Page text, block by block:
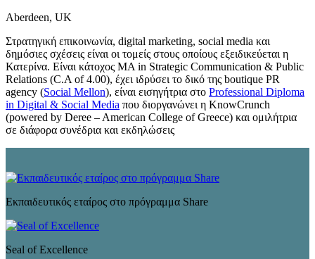
Aberdeen, UK
Στρατηγική επικοινωνία, digital marketing, social media και
δημόσιες σχέσεις είναι οι τομείς στους οποίους εξειδικεύεται η
Κατερίνα. Είναι κάτοχος MA in Strategic Communication & Public
Relations (C.A of 4.00), έχει ιδρύσει το δικό της boutique PR
agency (Social Mellon), είναι εισηγήτρια στο Professional Diploma
in Digital & Social Media που διοργανώνει η KnowCrunch
(powered by Deree – American College of Greece) και ομιλήτρια
σε διάφορα συνέδρια και εκδηλώσεις
Εκπαιδευτικός εταίρος στο πρόγραμμα Share
Seal of Excellence